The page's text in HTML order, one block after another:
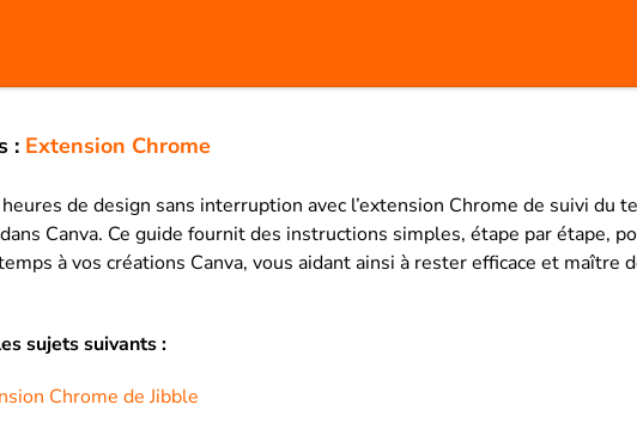
: Extension Chrome
de design sans interruption avec l’extension Chrome de suivi du
Canva. Ce guide fournit des instructions simples, étape par étape,
à vos créations Canva, vous aidant ainsi à rester efficace et maître
sujets suivants :
Chrome de Jibble